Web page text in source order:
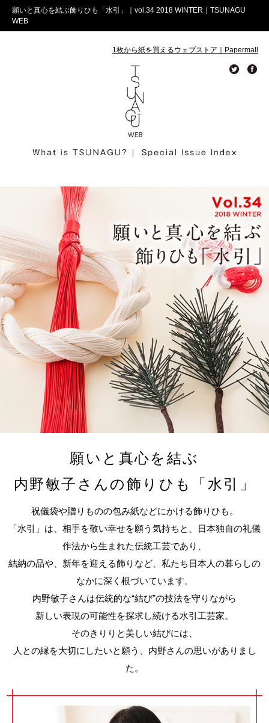
願いと真心を結ぶ飾りひも「水引」｜vol.34 2018 WINTER｜TSUNAGU
WEB
1枚から紙を買えるウェブストア｜Papermall
願いと真心を結ぶ
内野敏子さんの飾りひも「水引」
祝儀袋や贈りものの包み紙などにかける飾りひも。
「水引」は、相手を敬い幸せを願う気持ちと、日本独自の礼儀
作法から生まれた伝統工芸であり、
結納の品や、新年を迎える飾りなど、私たち日本人の暮らしの
なかに深く根づいています。
内野敏子さんは伝統的な“結び”の技法を守りながら
新しい表現の可能性を探求し続ける水引工芸家。
そのきりりと美しい結びには、
人との縁を大切にしたいと願う、内野さんの思いがありまし
た。